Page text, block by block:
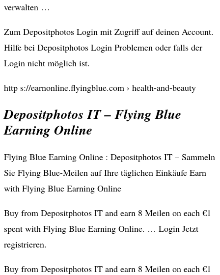
verwalten …
Zum Depositphotos Login mit Zugriff auf deinen Account.
Hilfe bei Depositphotos Login Problemen oder falls der
Login nicht möglich ist.
http s://earnonline.flyingblue.com › health-and-beauty
Depositphotos IT – Flying Blue
Earning Online
Flying Blue Earning Online : Depositphotos IT – Sammeln
Sie Flying Blue-Meilen auf Ihre täglichen Einkäufe Earn
with Flying Blue Earning Online
Buy from Depositphotos IT and earn 8 Meilen on each €1
spent with Flying Blue Earning Online. … Login Jetzt
registrieren.
Buy from Depositphotos IT and earn 8 Meilen on each €1